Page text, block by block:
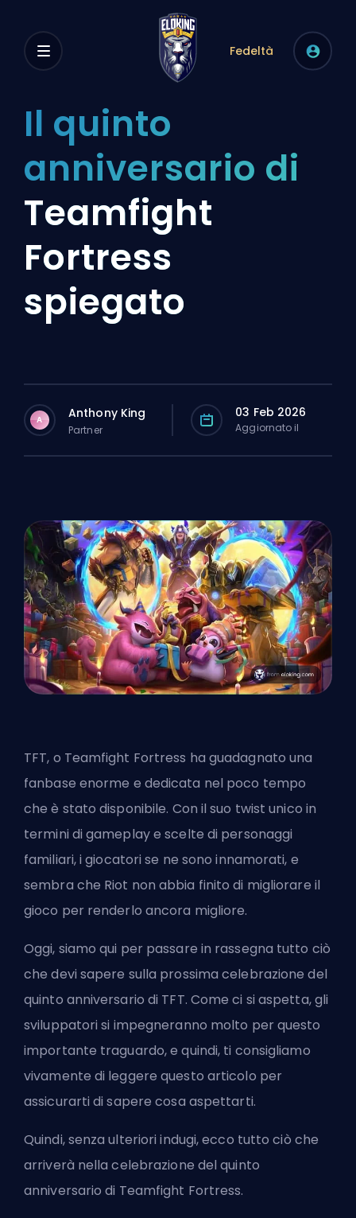
Fedeltà
Il quinto
anniversario di
Teamfight
Fortress
spiegato
A Anthony King
Partner
03 Feb 2026
Aggiornato il
TFT, o Teamfight Fortress ha guadagnato una
fanbase enorme e dedicata nel poco tempo
che è stato disponibile. Con il suo twist unico in
termini di gameplay e scelte di personaggi
familiari, i giocatori se ne sono innamorati, e
sembra che Riot non abbia finito di migliorare il
gioco per renderlo ancora migliore.
Oggi, siamo qui per passare in rassegna tutto ciò
che devi sapere sulla prossima celebrazione del
quinto anniversario di TFT. Come ci si aspetta, gli
sviluppatori si impegneranno molto per questo
importante traguardo, e quindi, ti consigliamo
vivamente di leggere questo articolo per
assicurarti di sapere cosa aspettarti.
Quindi, senza ulteriori indugi, ecco tutto ciò che
arriverà nella celebrazione del quinto
anniversario di Teamfight Fortress.